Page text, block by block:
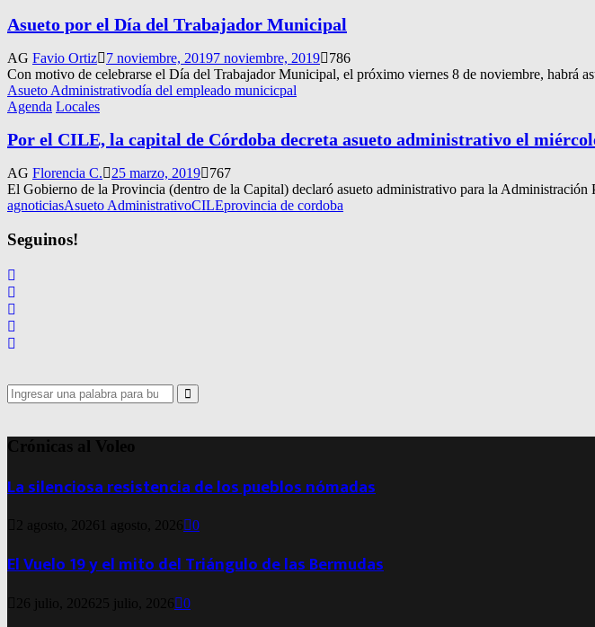
Asueto por el Día del Trabajador Municipal
AG Favio Ortiz 7 noviembre, 20197 noviembre, 2019
786
Con motivo de celebrarse el Día del Trabajador Municipal, el próximo viernes 8 de noviembre, habrá
Asueto Administrativodía del empleado municicpal
Agenda Locales
Por el CILE, la capital de Córdoba decreta asueto administrativo el
AG Florencia C. 25 marzo, 2019
767
El Gobierno de la Provincia (dentro de la Capital) declaró asueto administrativo para la
agnoticiasAsueto AdministrativoCILEprovincia de cordoba
Seguinos!
Search
for:
Search
Crónicas al Voleo
La silenciosa resistencia de los pueblos nómadas
2 agosto, 2026 1 agosto, 2026 0
El Vuelo 19 y el mito del Triángulo de las Bermudas
26 julio, 2026 25 julio, 2026 0